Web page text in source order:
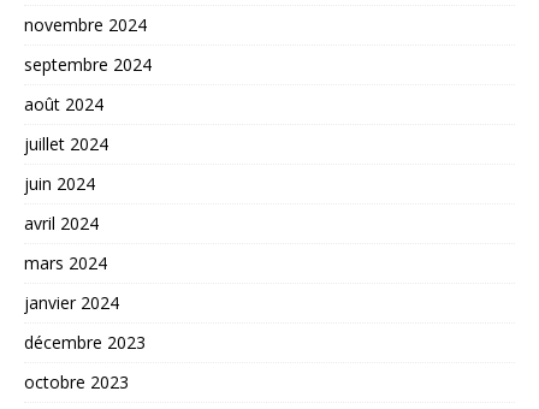
novembre 2024
septembre 2024
août 2024
juillet 2024
juin 2024
avril 2024
mars 2024
janvier 2024
décembre 2023
octobre 2023